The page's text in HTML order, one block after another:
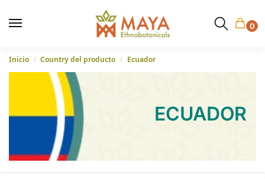
0
Inicio / Country del producto / Ecuador
ECUADOR